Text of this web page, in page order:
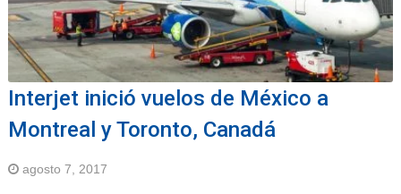
Interjet inició vuelos de México a
Montreal y Toronto, Canadá
agosto 7, 2017